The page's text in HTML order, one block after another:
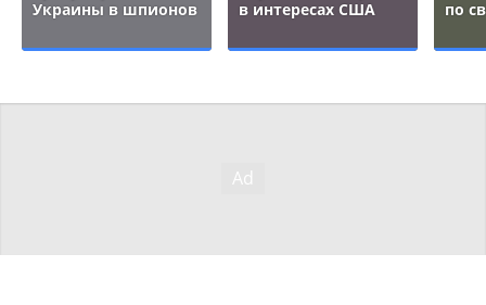
Украины в шпионов
в интересах США
по